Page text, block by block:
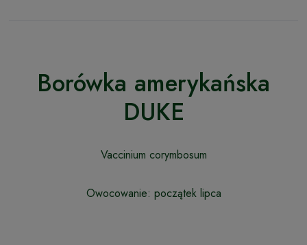
Borówka amerykańska
DUKE
Vaccinium corymbosum
Owocowanie: początek lipca